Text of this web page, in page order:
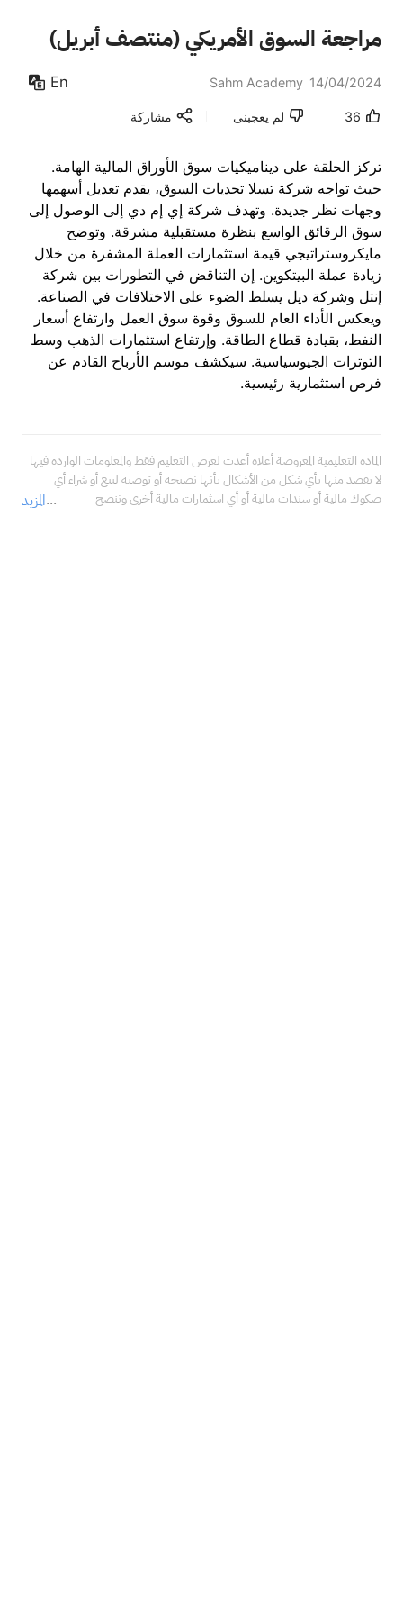
مراجعة السوق الأمريكي (منتصف أبريل)
Sahm Academy 14/04/2024
En
36 لم يعجبنى مشاركة
تركز الحلقة على ديناميكيات سوق الأوراق المالية الهامة.
حيث تواجه شركة تسلا تحديات السوق، يقدم تعديل أسهمها
وجهات نظر جديدة. وتهدف شركة إي إم دي إلى الوصول إلى
سوق الرقائق الواسع بنظرة مستقبلية مشرقة. وتوضح
مايكروستراتيجي قيمة استثمارات العملة المشفرة من خلال
زيادة عملة البيتكوين. إن التناقض في التطورات بين شركة
إنتل وشركة ديل يسلط الضوء على الاختلافات في الصناعة.
ويعكس الأداء العام للسوق وقوة سوق العمل وارتفاع أسعار
النفط، بقيادة قطاع الطاقة. وإرتفاع استثمارات الذهب وسط
التوترات الجيوسياسية. سيكشف موسم الأرباح القادم عن
فرص استثمارية رئيسية.
المزيد
المادة التعليمية المعروضة أعلاه أعدت لغرض التعليم فقط والمعلومات الواردة فيها
لا يقصد منها بأي شكل من الأشكال بأنها نصيحة أو توصية لبيع أو شراء أي
صكوك مالية أو سندات مالية أو أي اسثمارات مالية أخرى وننصح